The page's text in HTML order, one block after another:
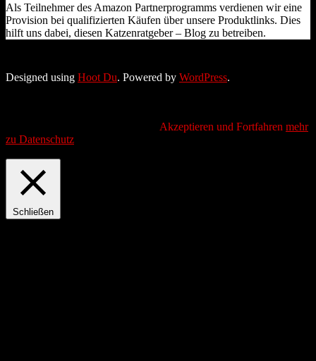
Als Teilnehmer des Amazon Partnerprogramms verdienen wir eine
Provision bei qualifizierten Käufen über unsere Produktlinks. Dies
hilft uns dabei, diesen Katzenratgeber – Blog zu betreiben.
Designed using Hoot Du. Powered by WordPress.
Akzeptieren und Fortfahren mehr
zu Datenschutz
Schließen